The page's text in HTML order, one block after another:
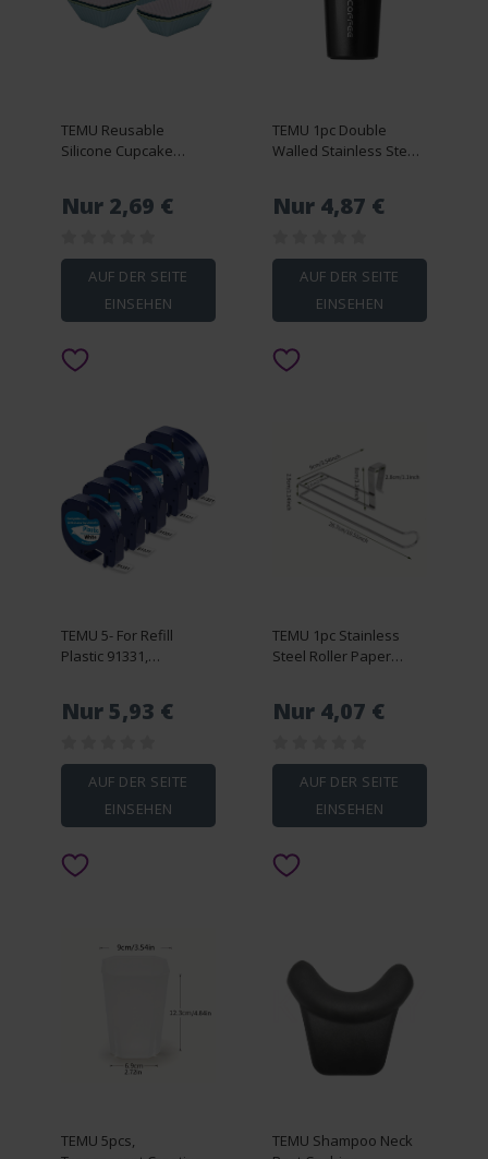
TEMU Reusable
Silicone Cupcake
Rectangle Shapes -
Box Dividers For Baking
Nur 2,69 €
AUF DER SEITE
EINSEHEN
TEMU 1pc Double
Walled Stainless Steel
Insulated Tumbler Cup
Christmas Gift
Nur 4,87 €
AUF DER SEITE
EINSEHEN
TEMU 5- For Refill
Plastic 91331,
91331 Label Tape For
12mm X 4m
Nur 5,93 €
AUF DER SEITE
EINSEHEN
TEMU 1pc Stainless
Steel Roller Paper
Paper Holder, Oil-free
Holder Rack, For
Kitchen Bathroom
Nur 4,07 €
AUF DER SEITE
EINSEHEN
TEMU 5pcs,
TEMU Shampoo Neck